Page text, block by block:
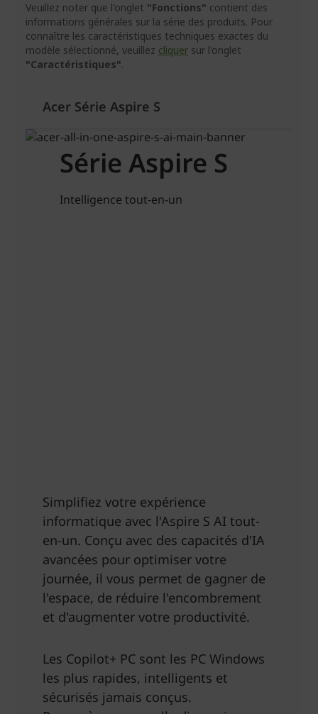
Veuillez noter que l'onglet "Fonctions" contient des
informations générales sur la série des produits. Pour
connaître les caractéristiques techniques exactes du
modèle sélectionné, veuillez cliquer sur l'onglet
"Caractéristiques".